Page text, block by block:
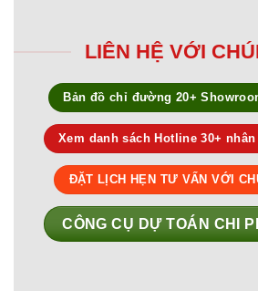
LIÊN HỆ VỚI
Bản đồ chỉ đường 20+
Xem danh sách Hotline 30+
ĐẶT LỊCH HẸN TƯ VẤN VỚI
CÔNG CỤ DỰ TOÁN CHI